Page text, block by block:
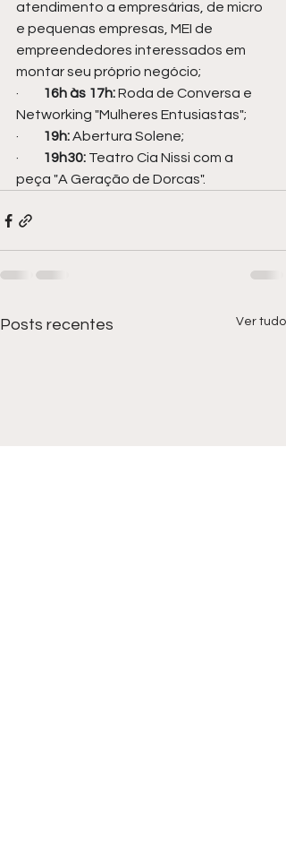
atendimento a empresárias, de micro
e pequenas empresas, MEI de
empreendedores interessados em
montar seu próprio negócio;
·
16h às 17h: Roda de Conversa e
Networking "Mulheres Entusiastas";
·
19h: Abertura Solene;
·
19h30: Teatro Cia Nissi com a
peça "A Geração de Dorcas".
Posts recentes Ver tudo